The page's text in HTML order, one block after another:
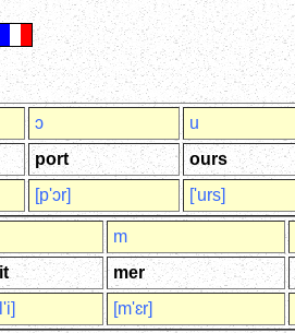
ɔ u
port ours
[p'ɔr] ['urs]
m
lit mer
[m'ɛr]